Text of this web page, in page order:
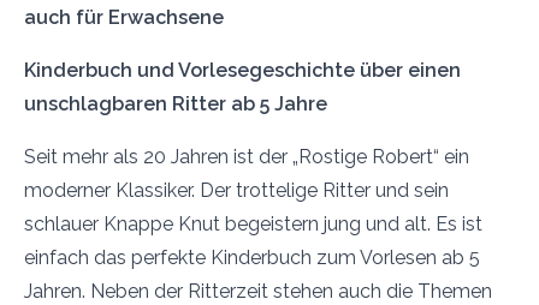
auch für Erwachsene
Kinderbuch und Vorlesegeschichte über einen
unschlagbaren Ritter ab 5 Jahre
Seit mehr als 20 Jahren ist der „Rostige Robert“ ein
moderner Klassiker. Der trottelige Ritter und sein
schlauer Knappe Knut begeistern jung und alt. Es ist
einfach das perfekte Kinderbuch zum Vorlesen ab 5
Jahren. Neben der Ritterzeit stehen auch die Themen